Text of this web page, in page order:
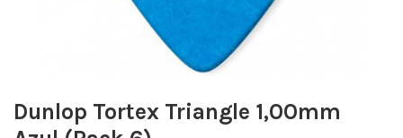
Dunlop Tortex Triangle 1,00mm